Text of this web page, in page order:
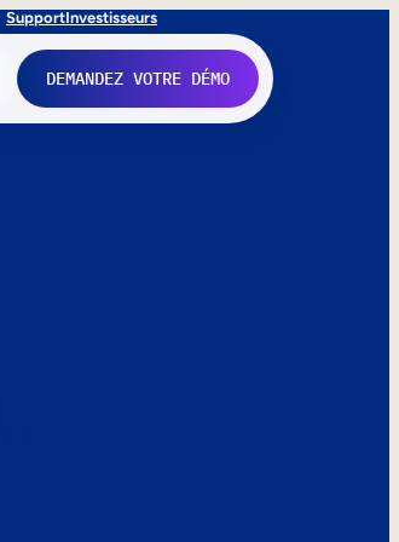
SupportInvestisseurs
DEMANDEZ VOTRE DÉMO